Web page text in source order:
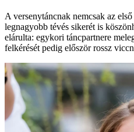
A versenytáncnak nemcsak az
legnagyobb tévés sikerét is
elárulta: egykori táncpartnere
felkérését pedig először rossz